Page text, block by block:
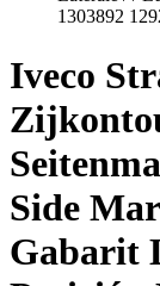
1303892
Iveco
Side
Gabarit